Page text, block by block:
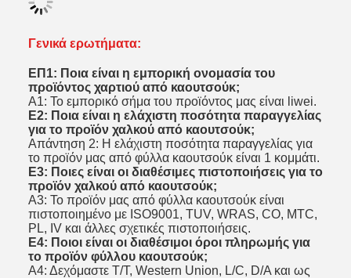
Γενικά ερωτήματα:
ΕΠ1: Ποια είναι η εμπορική ονομασία του
προϊόντος χαρτιού από καουτσούκ;
Α1: Το εμπορικό σήμα του προϊόντος μας είναι liwei.
Ε2: Ποια είναι η ελάχιστη ποσότητα παραγγελίας
για το προϊόν χαλκού από καουτσούκ;
Απάντηση 2: Η ελάχιστη ποσότητα παραγγελίας για
το προϊόν μας από φύλλα καουτσούκ είναι 1 κομμάτι.
Ε3: Ποιες είναι οι διαθέσιμες πιστοποιήσεις για το
προϊόν χαλκού από καουτσούκ;
Α3: Το προϊόν μας από φύλλα καουτσούκ είναι
πιστοποιημένο με ISO9001, TUV, WRAS, CO, MTC,
PL, IV και άλλες σχετικές πιστοποιήσεις.
Ε4: Ποιοι είναι οι διαθέσιμοι όροι πληρωμής για
το προϊόν φύλλου καουτσούκ;
Α4: Δεχόμαστε T/T, Western Union, L/C, D/A και ως